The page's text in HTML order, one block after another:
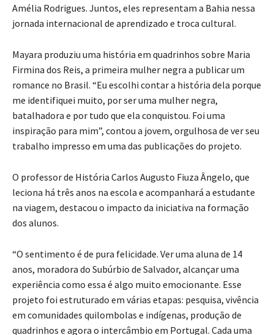
Amélia Rodrigues. Juntos, eles representam a Bahia nessa
jornada internacional de aprendizado e troca cultural.
Mayara produziu uma história em quadrinhos sobre Maria
Firmina dos Reis, a primeira mulher negra a publicar um
romance no Brasil. “Eu escolhi contar a história dela porque
me identifiquei muito, por ser uma mulher negra,
batalhadora e por tudo que ela conquistou. Foi uma
inspiração para mim”, contou a jovem, orgulhosa de ver seu
trabalho impresso em uma das publicações do projeto.
O professor de História Carlos Augusto Fiuza Ângelo, que
leciona há três anos na escola e acompanhará a estudante
na viagem, destacou o impacto da iniciativa na formação
dos alunos.
“O sentimento é de pura felicidade. Ver uma aluna de 14
anos, moradora do Subúrbio de Salvador, alcançar uma
experiência como essa é algo muito emocionante. Esse
projeto foi estruturado em várias etapas: pesquisa, vivência
em comunidades quilombolas e indígenas, produção de
quadrinhos e agora o intercâmbio em Portugal. Cada uma